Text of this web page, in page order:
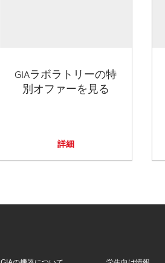
GIAラボラトリーの特
別オファーを見る
詳細